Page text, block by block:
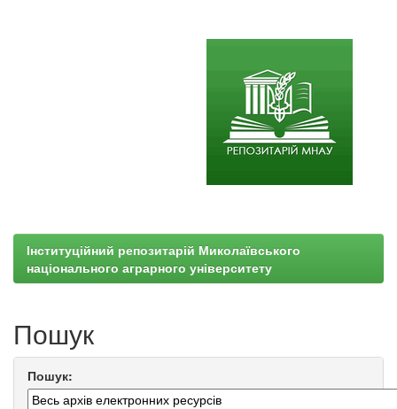
Інституційний репозитарій Миколаївського
національного аграрного університету
Пошук
Пошук: